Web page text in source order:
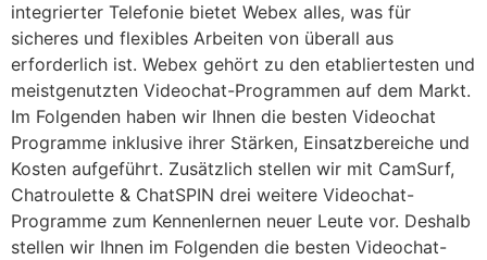
integrierter Telefonie bietet Webex alles, was für
sicheres und flexibles Arbeiten von überall aus
erforderlich ist. Webex gehört zu den etabliertesten und
meistgenutzten Videochat-Programmen auf dem Markt.
Im Folgenden haben wir Ihnen die besten Videochat
Programme inklusive ihrer Stärken, Einsatzbereiche und
Kosten aufgeführt. Zusätzlich stellen wir mit CamSurf,
Chatroulette & ChatSPIN drei weitere Videochat-
Programme zum Kennenlernen neuer Leute vor. Deshalb
stellen wir Ihnen im Folgenden die besten Videochat-